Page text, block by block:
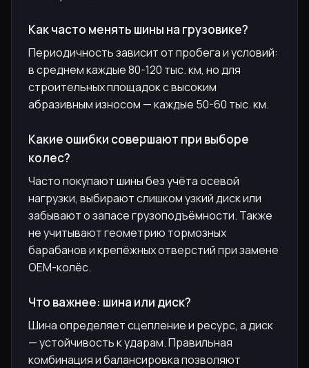
Как часто менять шины на грузовике?
Периодичность зависит от пробега и условий:
в среднем каждые 80-120 тыс. км, но для
строительных площадок с высоким
абразивным износом — каждые 50-60 тыс. км.
Какие ошибки совершают при выборе
колес?
Часто покупают шины без учёта осевой
нагрузки, выбирают слишком узкий диск или
забывают о запасе грузоподъёмности. Также
не учитывают геометрию тормозных
барабанов и крепёжных отверстий при замене
OEM-колёс.
Что важнее: шина или диск?
Шина определяет сцепление и ресурс, а диск
— устойчивость к ударам. Правильная
комбинация и балансировка позволяют